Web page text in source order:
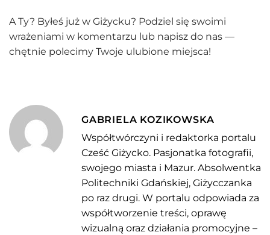
A Ty? Byłeś już w Giżycku? Podziel się swoimi
wrażeniami w komentarzu lub napisz do nas —
chętnie polecimy Twoje ulubione miejsca!
GABRIELA KOZIKOWSKA
Współtwórczyni i redaktorka portalu
Cześć Giżycko. Pasjonatka fotografii,
swojego miasta i Mazur. Absolwentka
Politechniki Gdańskiej, Giżycczanka
po raz drugi. W portalu odpowiada za
współtworzenie treści, oprawę
wizualną oraz działania promocyjne –